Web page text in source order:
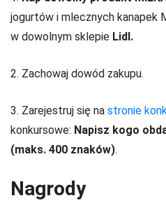
jogurtów i mlecznych kanapek
w dowolnym sklepie Lidl.
2. Zachowaj dowód zakupu.
3. Zarejestruj się na stronie
konkursowe: Napisz kogo
(maks. 400 znaków).
Nagrody